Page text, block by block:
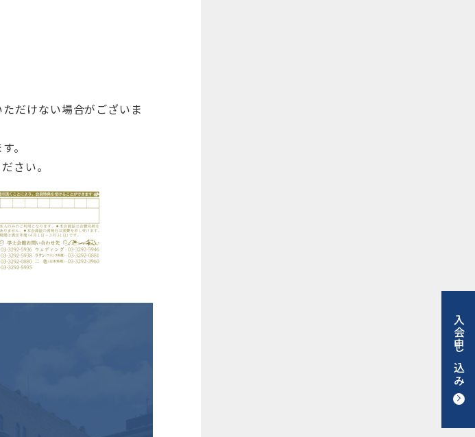
だけない場合がございま
。
さい。
入会申し込み